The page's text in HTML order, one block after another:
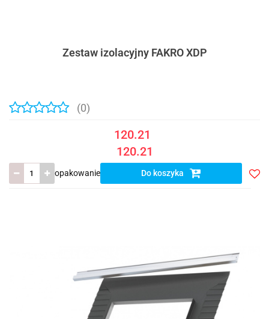
Zestaw izolacyjny FAKRO XDP
(0)
120.21
120.21
opakowanie Do koszyka